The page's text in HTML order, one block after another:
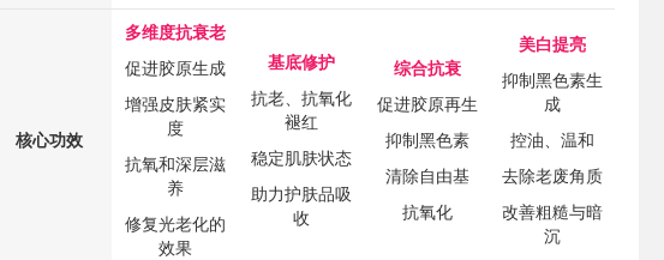
核心功效
多维度抗衰老
促进胶原生成
增强皮肤紧实
度
抗氧和深层滋
养
修复光老化的
效果
基底修护
抗老、抗氧化
褪红
稳定肌肤状态
助力护肤品吸
收
综合抗衰
促进胶原再生
抑制黑色素
清除自由基
抗氧化
美白提亮
抑制黑色素生
成
控油、温和
去除老废角质
改善粗糙与暗
沉